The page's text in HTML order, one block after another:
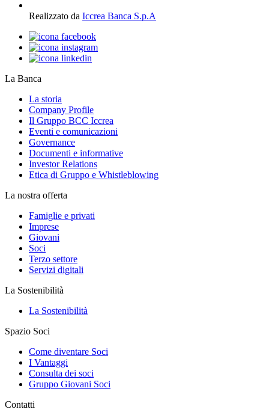
Realizzato da Iccrea Banca S.p.A
La Banca
La storia
Company Profile
Il Gruppo BCC Iccrea
Eventi e comunicazioni
Governance
Documenti e informative
Investor Relations
Etica di Gruppo e Whistleblowing
La nostra offerta
Famiglie e privati
Imprese
Giovani
Soci
Terzo settore
Servizi digitali
La Sostenibilità
La Sostenibilità
Spazio Soci
Come diventare Soci
I Vantaggi
Consulta dei soci
Gruppo Giovani Soci
Contatti